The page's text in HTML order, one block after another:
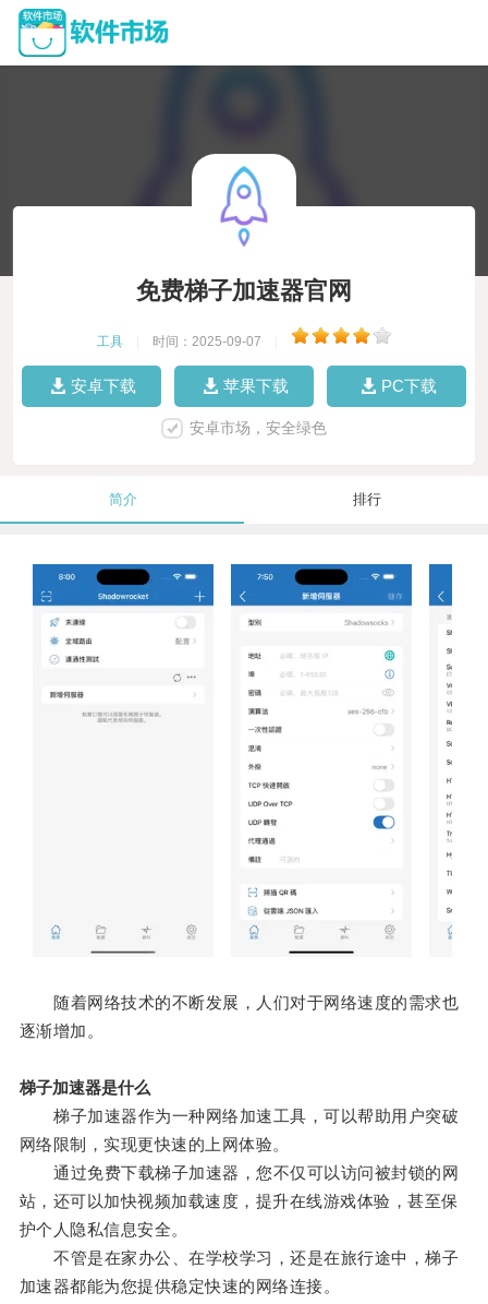
免费梯子加速器官网
工具 时间：2025-09-07
安卓下载 苹果下载 PC下载
安卓市场，安全绿色
简介 排行
随着网络技术的不断发展，人们对于网络速度的需求也
逐渐增加。
梯子加速器是什么
梯子加速器作为一种网络加速工具，可以帮助用户突破
网络限制，实现更快速的上网体验。
通过免费下载梯子加速器，您不仅可以访问被封锁的网
站，还可以加快视频加载速度，提升在线游戏体验，甚至保
护个人隐私信息安全。
不管是在家办公、在学校学习，还是在旅行途中，梯子
加速器都能为您提供稳定快速的网络连接。